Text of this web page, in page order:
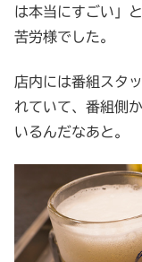
は本当にすごい」
苦労様でした。
店内には番組スタ
れていて、番組側
いるんだなあと。